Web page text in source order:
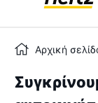
Αρχική